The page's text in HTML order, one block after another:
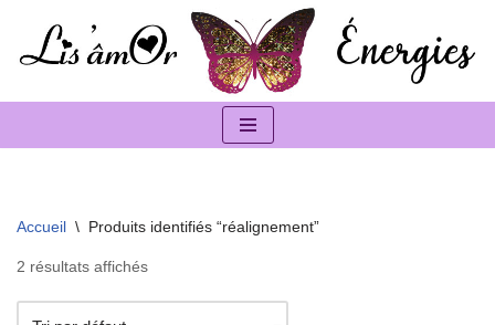
Aller
Accueil \ Produits identifiés “réalignement”
2 résultats affichés